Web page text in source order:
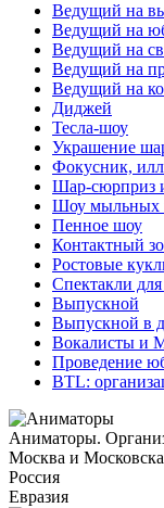
Ведущий на
Ведущий на
Ведущий на
Ведущий на
Ведущий на
Диджей
Тесла-шоу
Украшение
Фокусник,
Шар-сюрприз
Шоу мыльных
Пенное шоу
Контактный
Ростовые
Спектакли для
Выпускной
Выпускной в
Вокалисты и
Проведение
BTL:
Аниматоры.
Москва и
Россия
Евразия